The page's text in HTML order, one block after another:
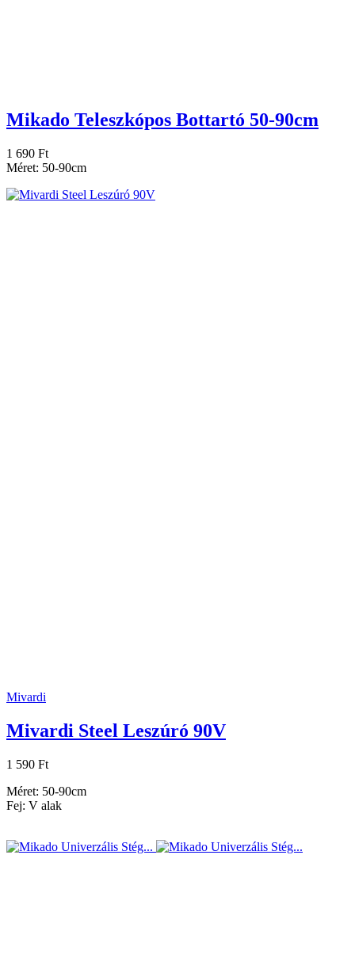
Mikado Teleszkópos Bottartó 50-90cm
1 690 Ft
Méret: 50-90cm
Mivardi
Mivardi Steel Leszúró 90V
1 590 Ft
Méret: 50-90cm
Fej: V alak